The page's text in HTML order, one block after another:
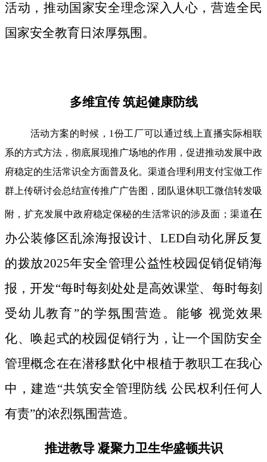
活动，推动国家安全理念深入人心，营造全民
国家安全教育日浓厚氛围。
多维宜传 筑起健康防线
活动方案的时候，1份工厂可以通过线上直播实际相联
系的方式方法，彻底展现推广场地的作用，促进推动发展中政
府稳定的生活常识全方面普及化。渠道合理利用支付宝做工作
群上传研讨会总结宣传推广广告图，团队退休职工微信转发吸
附，扩充发展中政府稳定保秘的生活常识的涉及面；渠道在
办公装修区乱涂海报设计、LED自动化屏反复
的拨放2025年安全管理公益性校园促销促销海
报，开发“每时每刻处处是高效课堂、每时每刻
受幼儿教育”的学氛围营造。能够 视觉效果
化、唤起式的校园促销行为，让一个国防安全
管理概念在在潜移默化中根植于教职工在我心
中，建造“共筑安全管理防线 公民权利任何人
有责”的浓烈氛围营造。
推进教导 凝聚力卫生华盛顿共识